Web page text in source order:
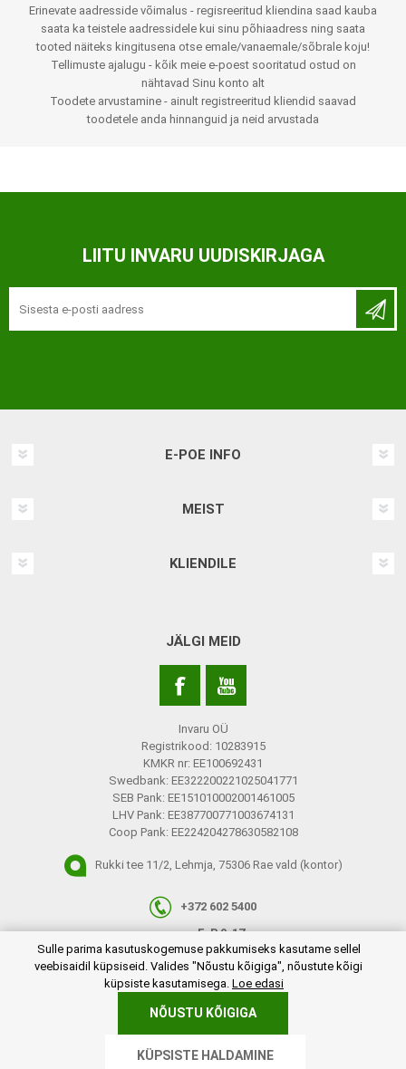
Erinevate aadresside võimalus - regisreeritud kliendina saad kauba
saata ka teistele aadressidele kui sinu põhiaadress ning saata
tooted näiteks kingitusena otse emale/vanaemale/sõbrale koju!
Tellimuste ajalugu - kõik meie e-poest sooritatud ostud on
nähtavad Sinu konto alt
Toodete arvustamine - ainult registreeritud kliendid saavad
toodetele anda hinnanguid ja neid arvustada
LIITU INVARU UUDISKIRJAGA
E-POE INFO
MEIST
KLIENDILE
JÄLGI MEID
Invaru OÜ
Registrikood: 10283915
KMKR nr: EE100692431
Swedbank: EE322200221025041771
SEB Pank: EE151010002001461005
LHV Pank: EE387700771003674131
Coop Pank: EE224204278630582108
Rukki tee 11/2, Lehmja, 75306 Rae vald (kontor)
+372 602 5400
E-R 9-17
info@invaru.ee
Powered bynopCommerce
Sulle parima kasutuskogemuse pakkumiseks kasutame sellel
veebisaidil küpsiseid. Valides "Nõustu kõigiga", nõustute kõigi
küpsiste kasutamisega. Loe edasi
NÕUSTU KÕIGIGA
KÜPSISTE HALDAMINE